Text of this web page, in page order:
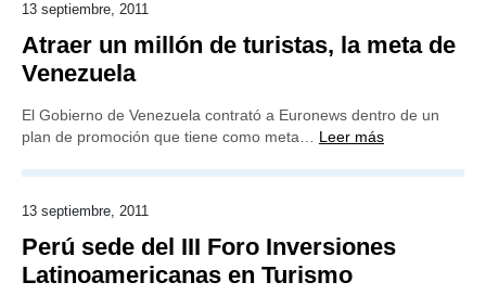
13 septiembre, 2011
Atraer un millón de turistas, la meta de
Venezuela
El Gobierno de Venezuela contrató a Euronews dentro de un
plan de promoción que tiene como meta… Leer más
13 septiembre, 2011
Perú sede del III Foro Inversiones
Latinoamericanas en Turismo